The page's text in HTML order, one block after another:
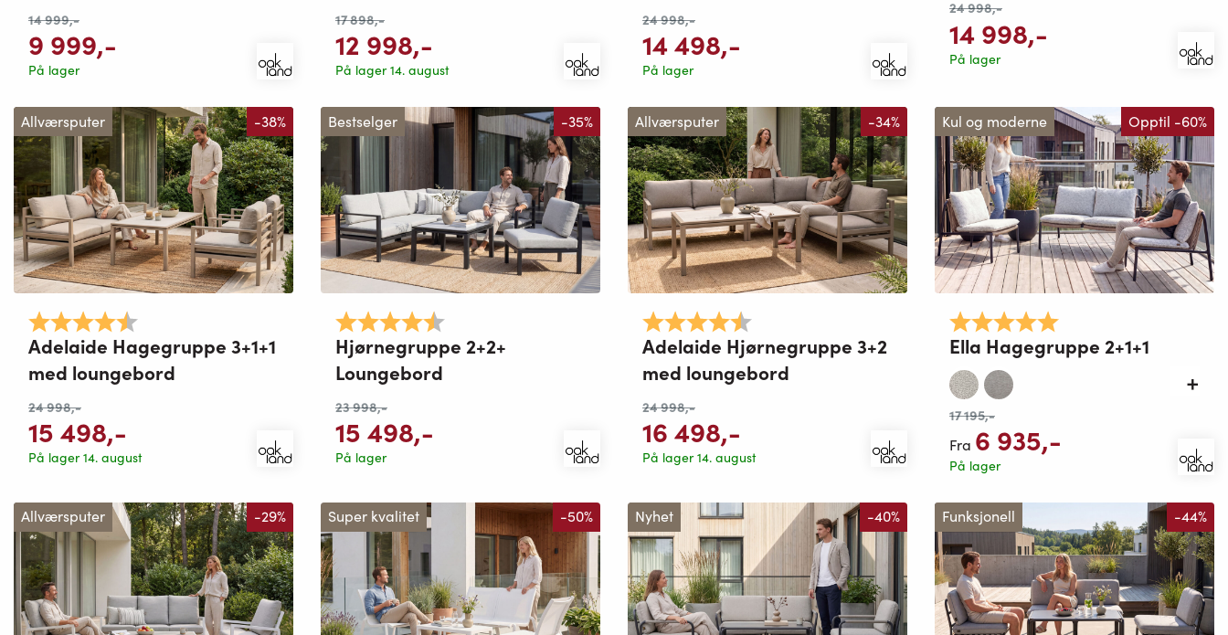
14 999,-
9 999,-
På lager
17 898,-
12 998,-
På lager 14. august
24 998,-
14 498,-
På lager
24 998,-
14 998,-
På lager
Allværsputer -38%
Karakter:
Adelaide Hagegruppe 3+1+1
med loungebord
24 998,-
15 498,-
På lager 14. august
Bestselger -35%
Karakter:
Hjørnegruppe 2+2+
Loungebord
23 998,-
15 498,-
På lager
Allværsputer -34%
Karakter:
Adelaide Hjørnegruppe 3+2
med loungebord
24 998,-
16 498,-
På lager 14. august
Kul og moderne Opptil -60%
Karakter:
Ella Hagegruppe 2+1+1
17 195,-
Fra 6 935,-
På lager
Allværsputer -29% Super kvalitet -50% Nyhet -40% Funksjonell -44%